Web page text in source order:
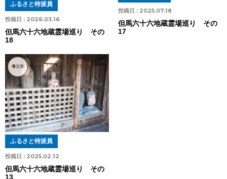
投稿日 : 2026.03.16
ふるさと特派員
但馬六十六地蔵霊場巡り その
18
投稿日 : 2025.07.18
但馬六十六地蔵霊場巡り その
17
養父市
投稿日 : 2025.02.12
ふるさと特派員
但馬六十六地蔵霊場巡り その
13